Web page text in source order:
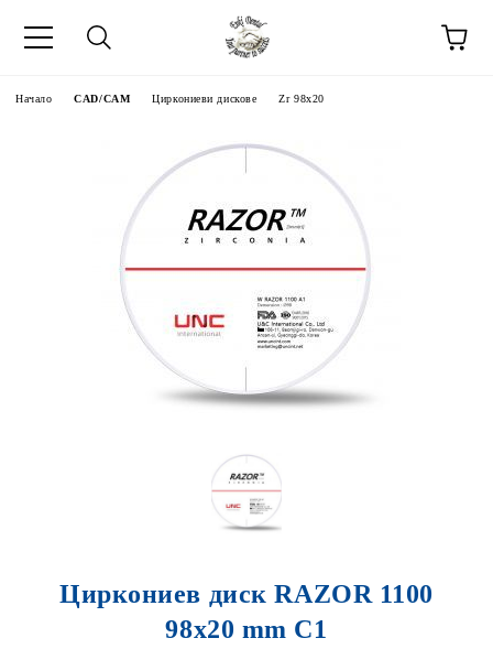
Начало CAD/CAM Циркониеви дискове Zr 98x20
Циркониев диск RAZOR 1100
98x20 mm C1